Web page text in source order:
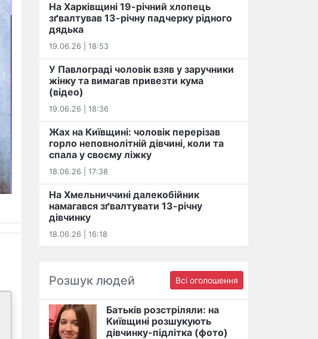
На Харківщині 19-річний хлопець​
️зґвалтував 13-річну падчерку рідного
дядька
19.06.26 | 18:53
У Павлограді чоловік взяв у заручники
жінку та вимагав привезти кума
(відео)
19.06.26 | 18:36
Жах на Київщині: чоловік перерізав
горло неповнолітній дівчині, коли та
спала у своєму ліжку
18.06.26 | 17:38
На Хмельниччині далекобійник
намагався зґвалтувати 13-річну
дівчинку
18.06.26 | 16:18
Розшук людей Всі оголошення
Батьків розстріляли: на
Київщині розшукують
дівчинку-підлітка (фото)